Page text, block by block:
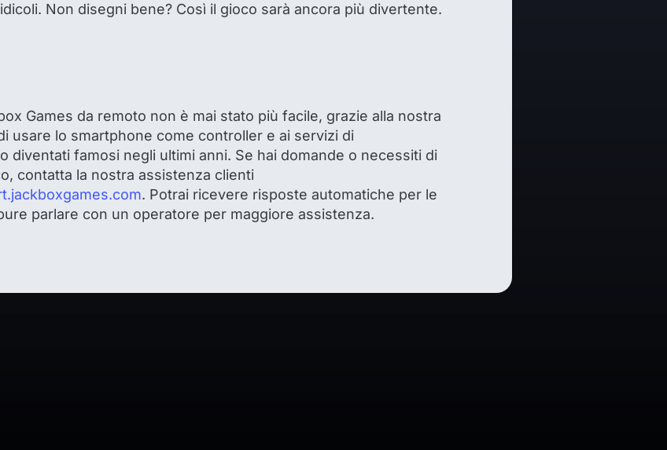
Non disegni bene? Così il gioco sarà ancora più divertente.
Games da remoto non è mai stato più facile, grazie alla nostra
usare lo smartphone come controller e ai servizi di
diventati famosi negli ultimi anni. Se hai domande o necessiti di
contatta la nostra assistenza clienti
. Potrai ricevere risposte automatiche per le
parlare con un operatore per maggiore assistenza.